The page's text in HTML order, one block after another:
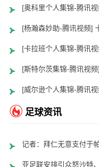
[威尔逊个人集锦-腾讯
足球资讯